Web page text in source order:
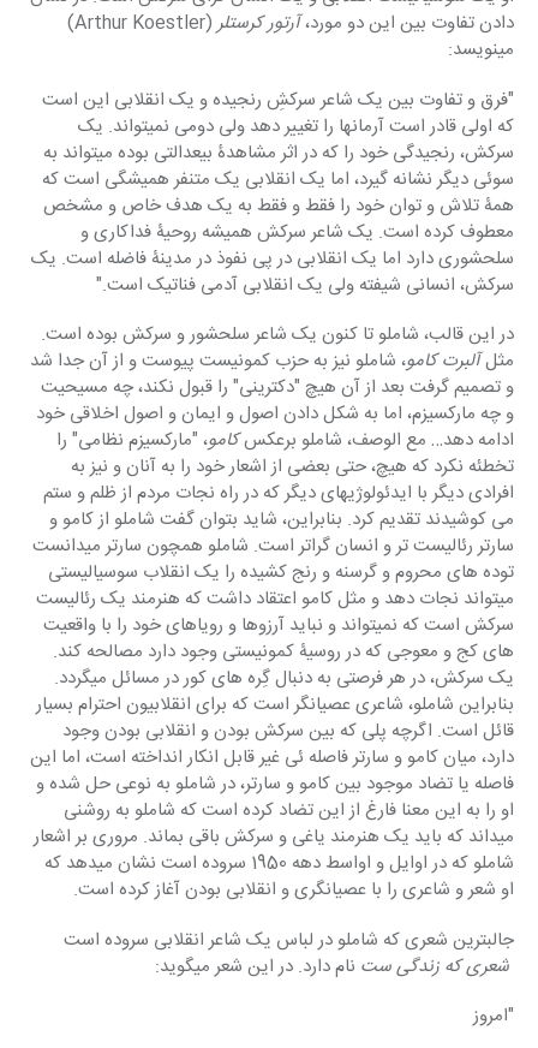
دادن تفاوت بین این دو مورد، آرتور کرستلر
(Arthur Koestler)
مینویسد:
"فرق و تفاوت بین یک شاعر سرکشِ رنجیده و یک انقلابی این است
که اولی قادر است آرمانها را تغییر دهد ولی دومی نمیتواند. یک
سرکش، رنجیدگی خود را که در اثر مشاهدۀ بیعدالتی بوده میتواند به
سوئی دیگر نشانه گیرد، اما یک انقلابی یک متنفر همیشگی است که
همۀ تلاش و توان خود را فقط و فقط به یک هدف خاص و مشخص
معطوف کرده است. یک شاعر سرکش همیشه روحیۀ فداکاری و
سلحشوری دارد اما یک انقلابی در پی نفوذ در مدینۀ فاضله است. یک
سرکش، انسانی شیفته ولی یک انقلابی آدمی فناتیک است."
در این قالب، شاملو تا کنون یک شاعر سلحشور و سرکش بوده است.
مثل آلبرت کامو، شاملو نیز به حزب کمونیست پیوست و از آن جدا شد
و تصمیم گرفت بعد از آن هیچ "دکترینی" را قبول نکند، چه مسیحیت
و چه مارکسیزم، اما به شکل دادن اصول و ایمان و اصول اخلاقی خود
ادامه دهد… مع الوصف، شاملو برعکس کامو، "مارکسیزم نظامی" را
تخطئه نکرد که هیچ، حتی بعضی از اشعار خود را به آنان و نیز به
افرادی دیگر با ایدئولوژیهای دیگر که در راه نجات مردم از ظلم و ستم
می کوشیدند تقدیم کرد. بنابراین، شاید بتوان گفت شاملو از کامو و
سارتر رئالیست تر و انسان گراتر است. شاملو همچون سارتر میدانست
توده های محروم و گرسنه و رنج کشیده را یک انقلاب سوسیالیستی
میتواند نجات دهد و مثل کامو اعتقاد داشت که هنرمند یک رئالیست
سرکش است که نمیتواند و نباید آرزوها و رویاهای خود را با واقعیت
های کج و معوجی که در روسیۀ کمونیستی وجود دارد مصالحه کند.
یک سرکش، در هر فرصتی به دنبال گِره های کور در مسائل میگردد.
بنابراین شاملو، شاعری عصیانگر است که برای انقلابیون احترام بسیار
قائل است. اگرچه پلی که بین سرکش بودن و انقلابی بودن وجود
دارد، میان کامو و سارتر فاصله ئی غیر قابل انکار انداخته است، اما این
فاصله یا تضاد موجود بین کامو و سارتر، در شاملو به نوعی حل شده و
او را به این معنا فارغ از این تضاد کرده است که شاملو به روشنی
میداند که باید یک هنرمند یاغی و سرکش باقی بماند. مروری بر اشعار
شاملو که در اوایل و اواسط دهه 1950 سروده است نشان میدهد که
او شعر و شاعری را با عصیانگری و انقلابی بودن آغاز کرده است.
جالبترین شعری که شاملو در لباس یک شاعر انقلابی سروده است
شعری که زندگیست نام دارد. در این شعر میگوید:
"امروز